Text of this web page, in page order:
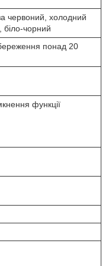
червоний, холодний
біло-чорний
понад 20
функції